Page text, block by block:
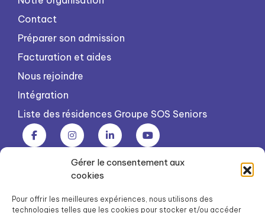
Gérer le consentement aux
cookies
Pour offrir les meilleures expériences, nous utilisons des
technologies telles que les cookies pour stocker et/ou accéder
Contact
Préparer son admission
Facturation et aides
Nous rejoindre
Intégration
Liste des résidences Groupe SOS Seniors
Groupe SOS Seniors est une association du Groupe SOS
dg.seniors@groupe-sos.org